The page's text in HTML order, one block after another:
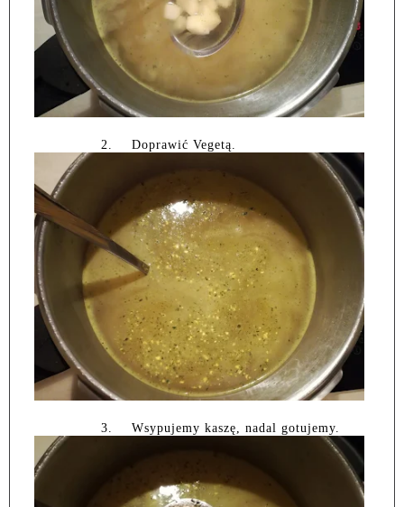
2. Doprawić Vegetą.
3. Wsypujemy kaszę, nadal gotujemy.